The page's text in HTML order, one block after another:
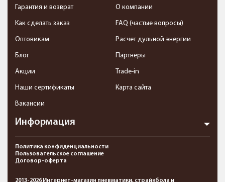
Информация
Гарантия и возврат
Как сделать заказ
Оптовикам
Блог
Акции
Наши сертификаты
Вакансии
О компании
FAQ (частые вопросы)
Расчет дульной энергии
Партнеры
Trade-in
Карта сайта
Политика конфиденциальности
Пользовательское соглашение
Договор-оферта
2013-2026 Интернет-магазин пневматики, страйкбола и